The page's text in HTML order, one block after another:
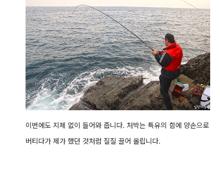
이번에도 지체 없이 들어와 줍니다. 처박는 특유의 힘에 양손으로
버티다가 제가 했던 것처럼 질질 끌어 올립니다.